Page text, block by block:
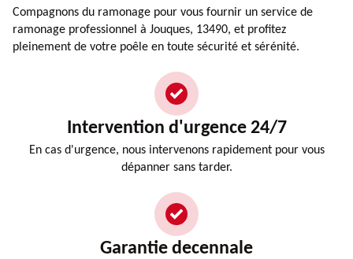
Compagnons du ramonage pour vous fournir un service de
ramonage professionnel à Jouques, 13490, et profitez
pleinement de votre poêle en toute sécurité et sérénité.
Intervention d'urgence 24/7
En cas d'urgence, nous intervenons rapidement pour vous
dépanner sans tarder.
Garantie decennale